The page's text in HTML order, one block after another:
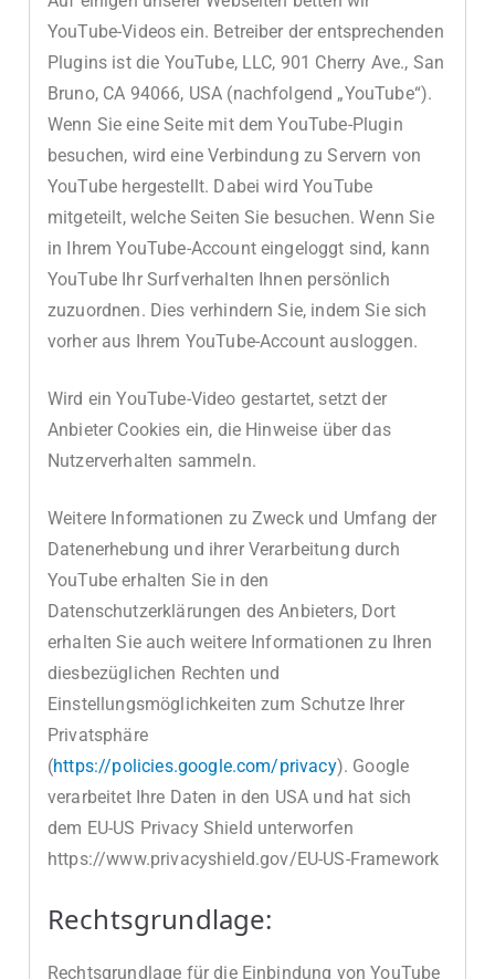
YouTube-Videos ein. Betreiber der entsprechenden
Plugins ist die YouTube, LLC, 901 Cherry Ave., San
Bruno, CA 94066, USA (nachfolgend „YouTube“).
Wenn Sie eine Seite mit dem YouTube-Plugin
besuchen, wird eine Verbindung zu Servern von
YouTube hergestellt. Dabei wird YouTube
mitgeteilt, welche Seiten Sie besuchen. Wenn Sie
in Ihrem YouTube-Account eingeloggt sind, kann
YouTube Ihr Surfverhalten Ihnen persönlich
zuzuordnen. Dies verhindern Sie, indem Sie sich
vorher aus Ihrem YouTube-Account ausloggen.
Wird ein YouTube-Video gestartet, setzt der
Anbieter Cookies ein, die Hinweise über das
Nutzerverhalten sammeln.
Weitere Informationen zu Zweck und Umfang der
Datenerhebung und ihrer Verarbeitung durch
YouTube erhalten Sie in den
Datenschutzerklärungen des Anbieters, Dort
erhalten Sie auch weitere Informationen zu Ihren
diesbezüglichen Rechten und
Einstellungsmöglichkeiten zum Schutze Ihrer
Privatsphäre
(https://policies.google.com/privacy). Google
verarbeitet Ihre Daten in den USA und hat sich
dem EU-US Privacy Shield unterworfen
https://www.privacyshield.gov/EU-US-Framework
Rechtsgrundlage:
Rechtsgrundlage für die Einbindung von YouTube